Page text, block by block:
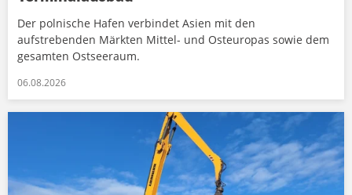
Der polnische Hafen verbindet Asien mit den
aufstrebenden Märkten Mittel- und Osteuropas sowie dem
gesamten Ostseeraum.
06.08.2026